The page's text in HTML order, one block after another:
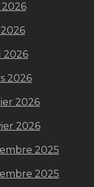
2026
2026
2026
2026
2025
2025